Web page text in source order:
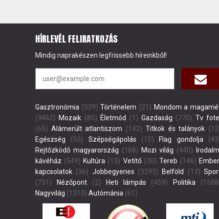
HÍRLEVÉL FELIRATKOZÁS
Mindig naprakészen legfrissebb híreinkből!
Gasztronómia (539) Történelem (21) Mondom a
(9462) Mozaik (85) Életmód (1) Gazdaság (770) Tv fotel
(65) Alámerült atlantiszom (142) Titkok és talányok
Egészség (50) Szépségápolás (15) Flag gondolja
Rejtőzködő magyarország (168) Mozi világ (440)
kávéház (549) Kultúra (13) Vetítő(30) Tereb (146)
kapcsolatok (36) Jobbegyenes (3293) Belföld (13)
(731)
Nézőpont (2) Heti lámpás (459) Politika
Nagyvilág (1313) Autómánia (61)